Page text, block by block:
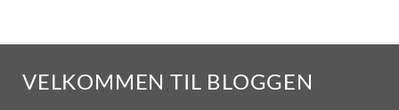
VELKOMMEN TIL BLOGGEN